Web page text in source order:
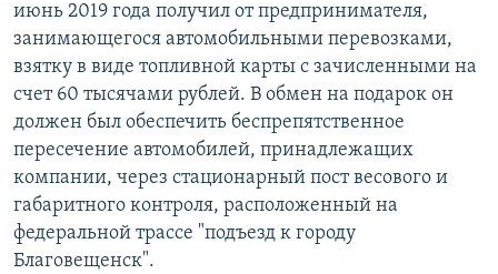
июнь 2019 года получил от предпринимателя,
занимающегося автомобильными перевозками,
взятку в виде топливной карты с зачисленными на
счет 60 тысячами рублей. В обмен на подарок он
должен был обеспечить беспрепятственное
пересечение автомобилей, принадлежащих
компании, через стационарный пост весового и
габаритного контроля, расположенный на
федеральной трассе "подъезд к городу
Благовещенск".